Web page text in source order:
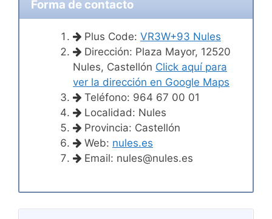
Forma de contacto
Plus Code: VR3W+93 Nules
Dirección: Plaza Mayor, 12520
Nules, Castellón Click aquí para
ver la dirección en Google Maps
Teléfono: 964 67 00 01
Localidad: Nules
Provincia: Castellón
Web: nules.es
Email: nules@nules.es